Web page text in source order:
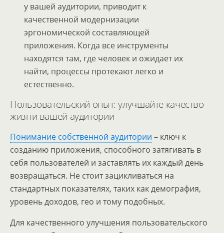
у вашей аудитории, приводит к
качественной модернизации
эргономической составляющей
приложения. Когда все инструменты
находятся там, где человек и ожидает их
найти, процессы протекают легко и
естественно.
Пользовательский опыт: улучшайте качество
жизни вашей аудитории
Понимание собственной аудитории – ключ к
созданию приложения, способного затягивать в
себя пользователей и заставлять их каждый день
возвращаться. Не стоит зацикливаться на
стандартных показателях, таких как демография,
уровень доходов, гео и тому подобных.
Для качественного улучшения пользовательского